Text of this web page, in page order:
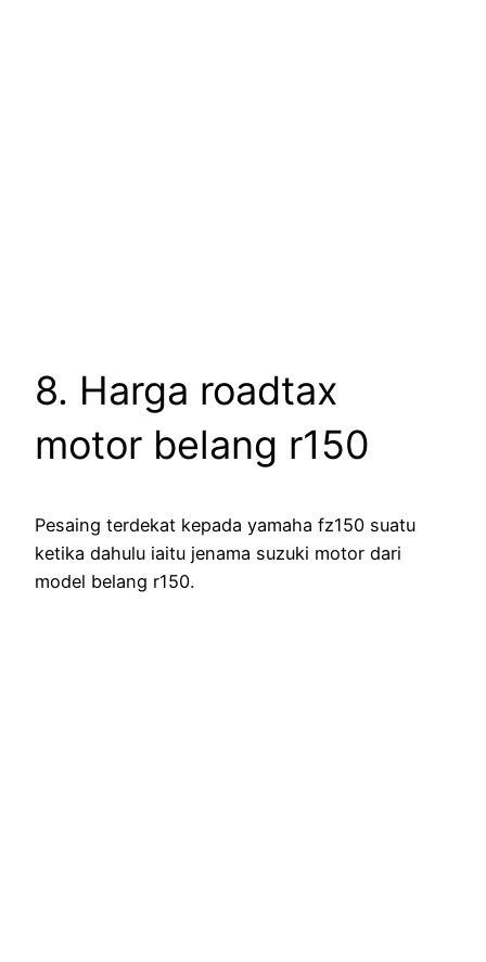
8. Harga roadtax
motor belang r150
Pesaing terdekat kepada yamaha fz150 suatu
ketika dahulu iaitu jenama suzuki motor dari
model belang r150.